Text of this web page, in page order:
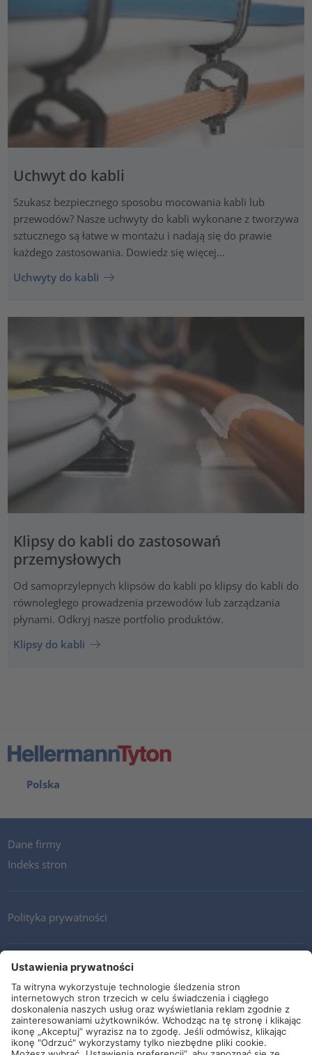
Uchwyt do kabli
Szukasz bezpiecznego sposobu mocowania kabli lub
przewodów? Nasze uchwyty do kabli wykonane z tworzywa
sztucznego są łatwe w montażu i nadają się do prawie
każdego zastosowania. Dowiedz się więcej...
Uchwyty do kabli
Klipsy do kabli do zastosowań
przemysłowych
Od samoprzylepnych klipsów do kabli po klipsy do kabli do
równoległego prowadzenia przewodów lub zarządzania
płynami. Odkryj nasze portfolio produktów.
Klipsy do kabli
Polska
Dane firmy
Indeks stron
Polityka prywatności
Kontakt
Newsletter